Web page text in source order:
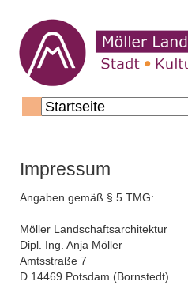
Navigation
Impressum
Angaben gemäß § 5 TMG:
Möller Landschaftsarchitektur
Dipl. Ing. Anja Möller
Amtsstraße 7
D 14469 Potsdam (Bornstedt)